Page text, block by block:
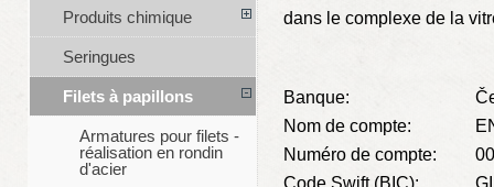
dans le complexe de la
Banque:
Nom de compte:
Numéro de compte:
Code Swift (BIC):
Produits chimique
Seringues
Filets à papillons
Armatures pour filets -
réalisation en rondin
d'acier